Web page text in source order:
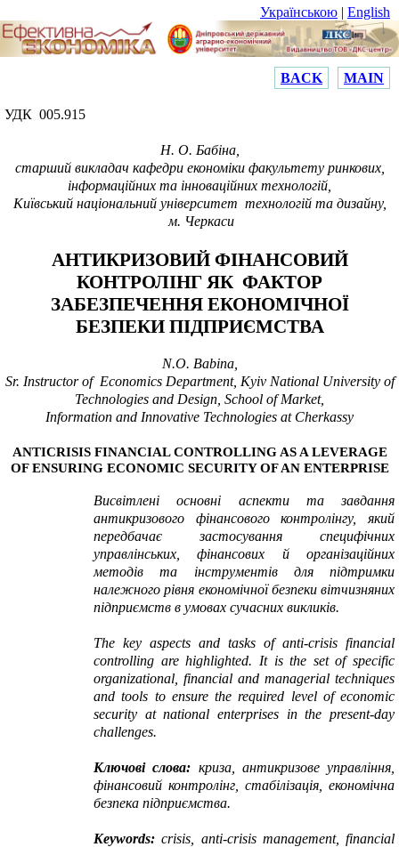
Українською | English
BACK MAIN
УДК 005.915
Н. О. Бабіна,
старший викладач кафедри економіки факультету ринкових,
інформаційних та інноваційних технологій,
Київський національний університет технологій та дизайну,
м. Черкаси
АНТИКРИЗОВИЙ ФІНАНСОВИЙ
КОНТРОЛІНГ ЯК ФАКТОР
ЗАБЕЗПЕЧЕННЯ ЕКОНОМІЧНОЇ
БЕЗПЕКИ ПІДПРИЄМСТВА
N.O. Babina,
Sr. Instructor of Economics Department, Kyiv National University of
Technologies and Design, School of Market,
Information and Innovative Technologies at Cherkassy
ANTICRISIS FINANCIAL CONTROLLING AS A LEVERAGE
OF ENSURING ECONOMIC SECURITY OF AN ENTERPRISE
Висвітлені основні аспекти та завдання
антикризового фінансового контролінгу, який
передбачає застосування специфічних
управлінських, фінансових й організаційних
методів та інструментів для підтримки
належного рівня економічної безпеки вітчизняних
підприємств в умовах сучасних викликів.
The key aspects and tasks of anti-crisis financial
controlling are highlighted. It is the set of specific
organizational, financial and managerial techniques
and tools to ensure the required level of economic
security at national enterprises in the present-day
challenges.
Ключові слова: криза, антикризове управління,
фінансовий контролінг, стабілізація, економічна
безпека підприємства.
Keywords:crisis, anti-crisis management, financial